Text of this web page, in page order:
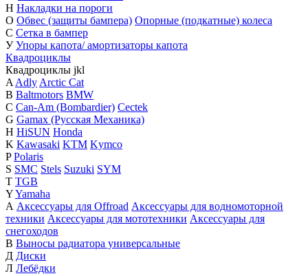
Н Накладки на пороги
О Обвес (защиты бампера) Опорные (подкатные) колеса
С Сетка в бампер
У Упоры капота/ амортизаторы капота
Квадроциклы
Квадроциклы jkl
A Adly Arctic Cat
B Baltmotors BMW
C Can-Am (Bombardier) Cectek
G Gamax (Русская Механика)
H HiSUN Honda
K Kawasaki KTM Kymco
P Polaris
S SMC Stels Suzuki SYM
T TGB
YYamaha
А Аксессуары для Offroad Аксессуары для водномоторной
техники Аксессуары для мототехники Аксессуары для
снегоходов
В Выносы радиатора универсальные
Д Диски
Л Лебёдки